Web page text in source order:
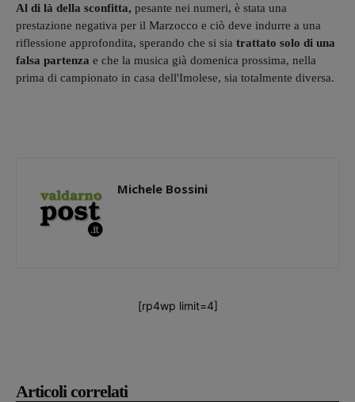
Articoli correlati
Al di là della sconfitta, pesante nei numeri, è stata una
prestazione negativa per il Marzocco e ciò deve indurre a una
riflessione approfondita, sperando che si sia trattato solo di una
falsa partenza e che la musica già domenica prossima, nella
prima di campionato in casa dell'Imolese, sia totalmente diversa.
Michele Bossini
[rp4wp limit=4]